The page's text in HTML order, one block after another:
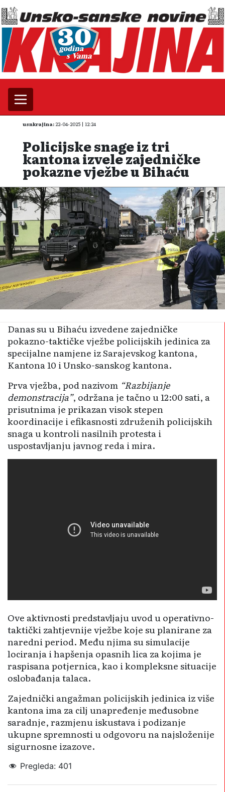
usnkrajina: 22-04-2025 | 12:24
Policijske snage iz tri
kantona izvele zajedničke
pokazne vježbe u Bihaću
Danas su u Bihaću izvedene zajedničke
pokazno-taktičke vježbe policijskih jedinica za
specijalne namjene iz Sarajevskog kantona,
Kantona 10 i Unsko-sanskog kantona.
Prva vježba, pod nazivom “Razbijanje
demonstracija”, održana je tačno u 12:00 sati, a
prisutnima je prikazan visok stepen
koordinacije i efikasnosti združenih policijskih
snaga u kontroli nasilnih protesta i
uspostavljanju javnog reda i mira.
Ove aktivnosti predstavljaju uvod u operativno-
taktički zahtjevnije vježbe koje su planirane za
naredni period. Među njima su simulacije
lociranja i hapšenja opasnih lica za kojima je
raspisana potjernica, kao i kompleksne situacije
oslobađanja talaca.
Zajednički angažman policijskih jedinica iz više
kantona ima za cilj unapređenje međusobne
saradnje, razmjenu iskustava i podizanje
ukupne spremnosti u odgovoru na najsloženije
sigurnosne izazove.
Pregleda: 401